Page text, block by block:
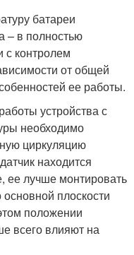
батареи
– в полностью
контролем
от общей
ее работы.
устройства с
необходимо
циркуляцию
находится
ее лучше монтировать
плоскости
положении
всего влияют на